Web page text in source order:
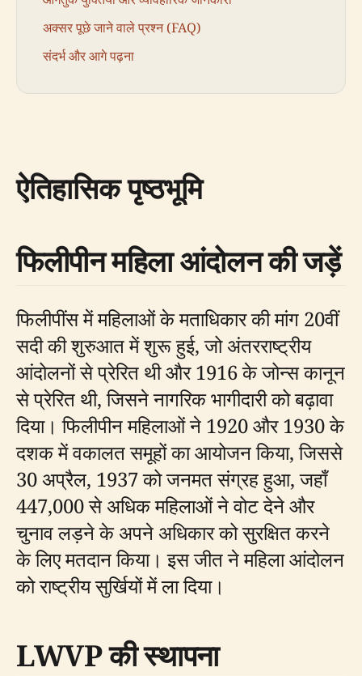
अक्सर पूछे जाने वाले प्रश्न (FAQ)
संदर्भ और आगे पढ़ना
ऐतिहासिक पृष्ठभूमि
फिलीपीन महिला आंदोलन की जड़ें
फिलीपींस में महिलाओं के मताधिकार की मांग 20वीं
सदी की शुरुआत में शुरू हुई, जो अंतरराष्ट्रीय
आंदोलनों से प्रेरित थी और 1916 के जोन्स कानून
से प्रेरित थी, जिसने नागरिक भागीदारी को बढ़ावा
दिया। फिलीपीन महिलाओं ने 1920 और 1930 के
दशक में वकालत समूहों का आयोजन किया, जिससे
30 अप्रैल, 1937 को जनमत संग्रह हुआ, जहाँ
447,000 से अधिक महिलाओं ने वोट देने और
चुनाव लड़ने के अपने अधिकार को सुरक्षित करने
के लिए मतदान किया। इस जीत ने महिला आंदोलन
को राष्ट्रीय सुर्खियों में ला दिया।
LWVP की स्थापना